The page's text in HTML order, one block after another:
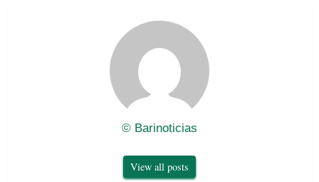
© Barinoticias
View all posts